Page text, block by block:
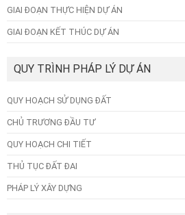
GIAI ĐOẠN THỰC HIỆN DỰ ÁN
GIAI ĐOẠN KẾT THÚC DỰ ÁN
QUY TRÌNH PHÁP LÝ DỰ ÁN
QUY HOẠCH SỬ DỤNG ĐẤT
CHỦ TRƯƠNG ĐẦU TƯ
QUY HOẠCH CHI TIẾT
THỦ TỤC ĐẤT ĐAI
PHÁP LÝ XÂY DỰNG